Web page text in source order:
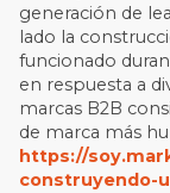
generación de
lado la
funcionado
en respuesta a
marcas B2B
de marca más
https://
construyendo-